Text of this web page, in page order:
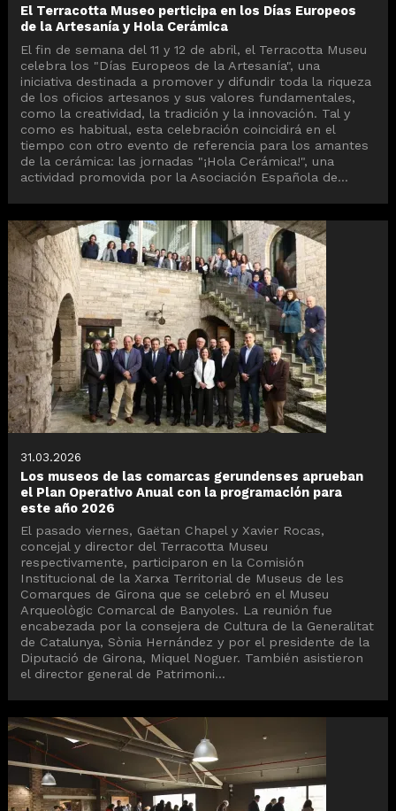
El Terracotta Museo perticipa en los Días Europeos
de la Artesanía y Hola Cerámica
El fin de semana del 11 y 12 de abril, el Terracotta Museu
celebra los "Días Europeos de la Artesanía", una
iniciativa destinada a promover y difundir toda la riqueza
de los oficios artesanos y sus valores fundamentales,
como la creatividad, la tradición y la innovación. Tal y
como es habitual, esta celebración coincidirá en el
tiempo con otro evento de referencia para los amantes
de la cerámica: las jornadas "¡Hola Cerámica!", una
actividad promovida por la Asociación Española de...
31.03.2026
Los museos de las comarcas gerundenses aprueban
el Plan Operativo Anual con la programación para
este año 2026
El pasado viernes, Gaëtan Chapel y Xavier Rocas,
concejal y director del Terracotta Museu
respectivamente, participaron en la Comisión
Institucional de la Xarxa Territorial de Museus de les
Comarques de Girona que se celebró en el Museu
Arqueològic Comarcal de Banyoles. La reunión fue
encabezada por la consejera de Cultura de la Generalitat
de Catalunya, Sònia Hernández y por el presidente de la
Diputació de Girona, Miquel Noguer. También asistieron
el director general de Patrimoni...